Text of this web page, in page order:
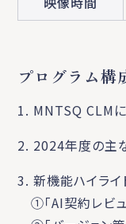
プログラム構
1. MNTSQ CLM
2. 2024年度の主
3. 新機能ハイライ
①「AI契約レビ